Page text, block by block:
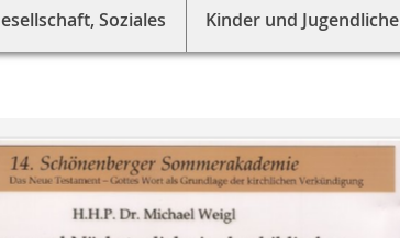
Soziales Kinder und Jugendliche